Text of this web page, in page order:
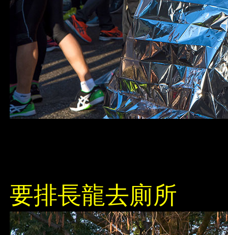
要排長龍去廁所